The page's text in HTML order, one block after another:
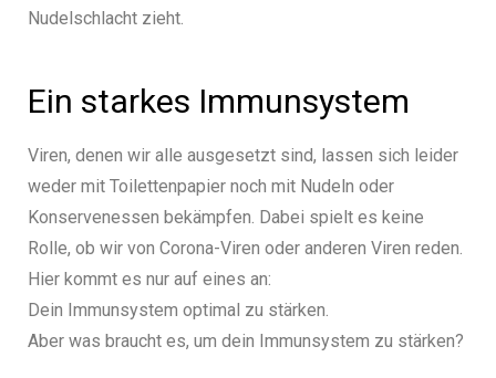
Nudelschlacht zieht.
Ein starkes Immunsystem
Viren, denen wir alle ausgesetzt sind, lassen sich leider
weder mit Toilettenpapier noch mit Nudeln oder
Konservenessen bekämpfen. Dabei spielt es keine
Rolle, ob wir von Corona-Viren oder anderen Viren reden.
Hier kommt es nur auf eines an:
Dein Immunsystem optimal zu stärken.
Aber was braucht es, um dein Immunsystem zu stärken?